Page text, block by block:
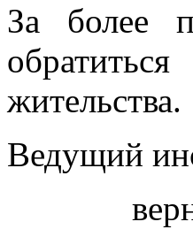
За более
жительства.